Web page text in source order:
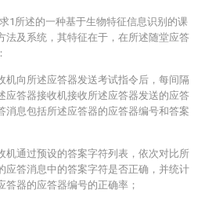
1所述的一种基于生物特征信息识别的课
法及系统，其特征在于，在所述随堂应答
机向所述应答器发送考试指令后，每间隔
应答器接收机接收所述应答器发送的应答
消息包括所述应答器的应答器编号和答案
机通过预设的答案字符列表，依次对比所
应答消息中的答案字符是否正确，并统计
答器的应答器编号的正确率；